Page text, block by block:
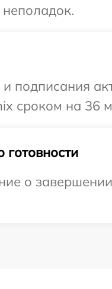
подписания
сроком на 36
о